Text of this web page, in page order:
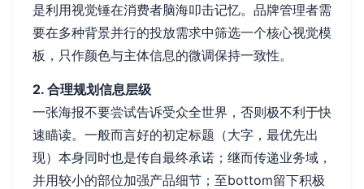
是利用视觉锤在消费者脑海叩击记忆。品牌管理者需
要在多种背景并行的投放需求中筛选一个核心视觉模
板，只作颜色与主体信息的微调保持一致性。
2. 合理规划信息层级
一张海报不要尝试告诉受众全世界，否则极不利于快
速瞄读。一般而言好的初定标题（大字，最优先出
现）本身同时也是传自最终承诺；继而传递业务域，
并用较小的部位加强产品细节；至bottom留下积极